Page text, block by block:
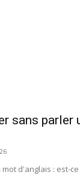
sans parler
d'anglais : est-